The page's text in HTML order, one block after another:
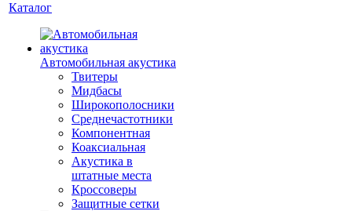
Каталог
Автомобильная акустика
Твитеры
Мидбасы
Широкополосники
Среднечастотники
Компонентная
Коаксиальная
Акустика в
штатные места
Кроссоверы
Защитные сетки